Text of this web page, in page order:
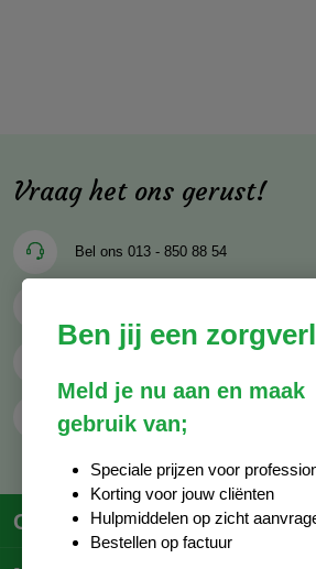
Vraag het ons gerust!
Bel ons 013 - 850 88 54
Contactformulier
Contactgegevens
Ben jij een
Meld je nu aan en maak
gebruik van;
Speciale prijzen voor
Korting voor jouw cliënten
Hulpmiddelen op zicht
Bestellen op factuur